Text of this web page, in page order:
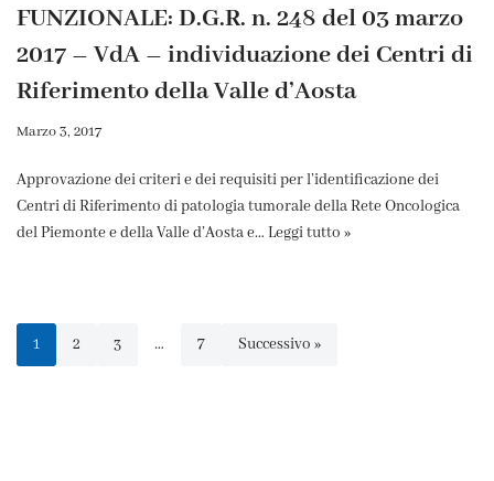
FUNZIONALE: D.G.R. n. 248 del 03 marzo
2017 – VdA – individuazione dei Centri di
Riferimento della Valle d’Aosta
Marzo 3, 2017
Approvazione dei criteri e dei requisiti per l’identificazione dei
Centri di Riferimento di patologia tumorale della Rete Oncologica
del Piemonte e della Valle d’Aosta e… Leggi tutto »
1 2 3 … 7 Successivo »